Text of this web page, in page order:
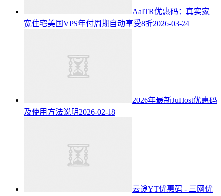
AaITR优惠码：真实家
宽住宅美国VPS年付周期自动享受8折2026-03-24
2026年最新JuHost优惠码
及使用方法说明2026-02-18
云途YT优惠码 - 三网优